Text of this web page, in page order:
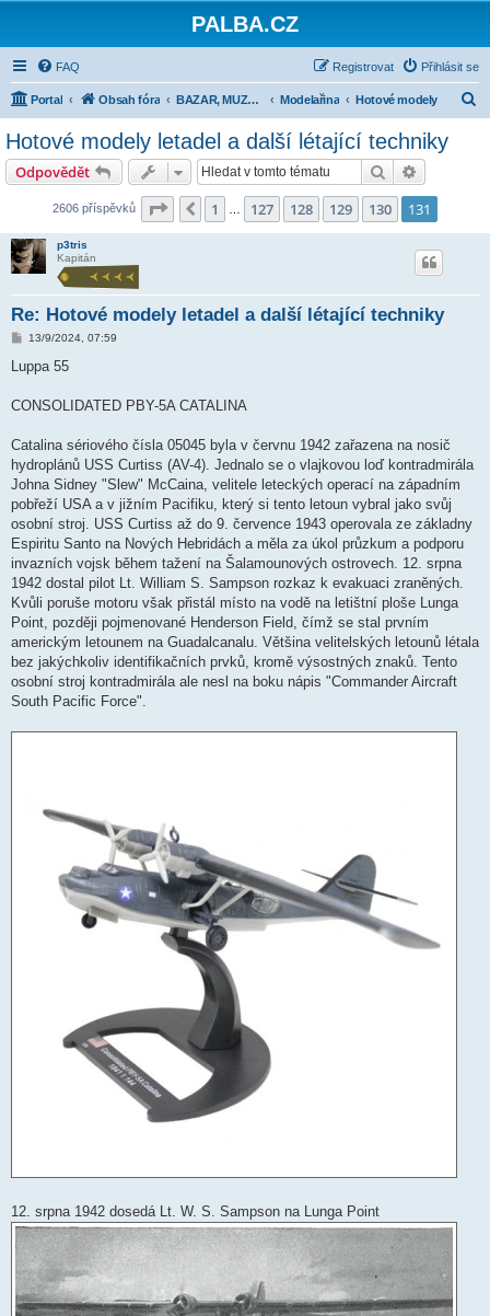
PALBA.CZ
FAQ Přihlásit se
Registrovat
Portal Obsah fóra BAZAR, MUZEA, HRY, MODELAŘINA Modelařina Hotové modely
Hotové modely letadel a další létající techniky
Odpovědět Hledat
2606 příspěvků Stránka 131 z131
Předchozí
1 127 128 129 130 131
p3tris
Kapitán
Re: Hotové modely letadel a další létající techniky
P
í
s
ě
k
13/9/2024, 07:59
Luppa 55
CONSOLIDATED PBY-5A CATALINA
Catalina sériového čísla 05045 byla v červnu 1942 zařazena na nosič
hydroplánů USS Curtiss (AV-4). Jednalo se o vlajkovou loď kontradmirála
Johna Sidney "Slew" McCaina, velitele leteckých operací na západním
pobřeží USA a v jižním Pacifiku, který si tento letoun vybral jako svůj
osobní stroj. USS Curtiss až do 9. července 1943 operovala ze základny
Espiritu Santo na Nových Hebridách a měla za úkol průzkum a podporu
invazních vojsk během tažení na Šalamounových ostrovech. 12. srpna
1942 dostal pilot Lt. William S. Sampson rozkaz k evakuaci zraněných.
Kvůli poruše motoru však přistál místo na vodě na letištní ploše Lunga
Point, později pojmenované Henderson Field, čímž se stal prvním
americkým letounem na Guadalcanalu. Většina velitelských letounů létala
bez jakýchkoliv identifikačních prvků, kromě výsostných znaků. Tento
osobní stroj kontradmirála ale nesl na boku nápis "Commander Aircraft
South Pacific Force".
12. srpna 1942 dosedá Lt. W. S. Sampson na Lunga Point